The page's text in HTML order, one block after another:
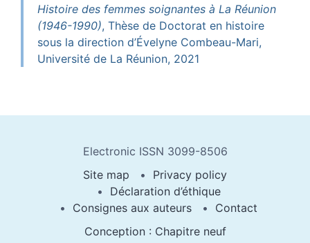
Histoire des femmes soignantes à La Réunion
(1946-1990), Thèse de Doctorat en histoire
sous la direction d’Évelyne Combeau-Mari,
Université de La Réunion, 2021
Electronic ISSN 3099-8506
Site map
Privacy policy
Déclaration d’éthique
Consignes aux auteurs
Contact
Conception : Chapitre neuf